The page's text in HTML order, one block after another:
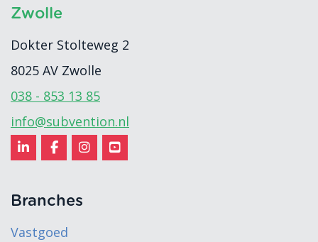
Zwolle
Dokter Stolteweg 2
8025 AV Zwolle
038 - 853 13 85
info@subvention.nl
Branches
Vastgoed